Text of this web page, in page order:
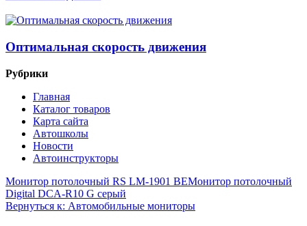
Оптимальная скорость движения
Рубрики
Главная
Каталог товаров
Карта сайта
Автошколы
Новости
Автоинструкторы
Монитор потолочный RS LM-1901 BEМонитор потолочный
Digital DCA-R10 G серый
Вернуться к: Автомобильные мониторы